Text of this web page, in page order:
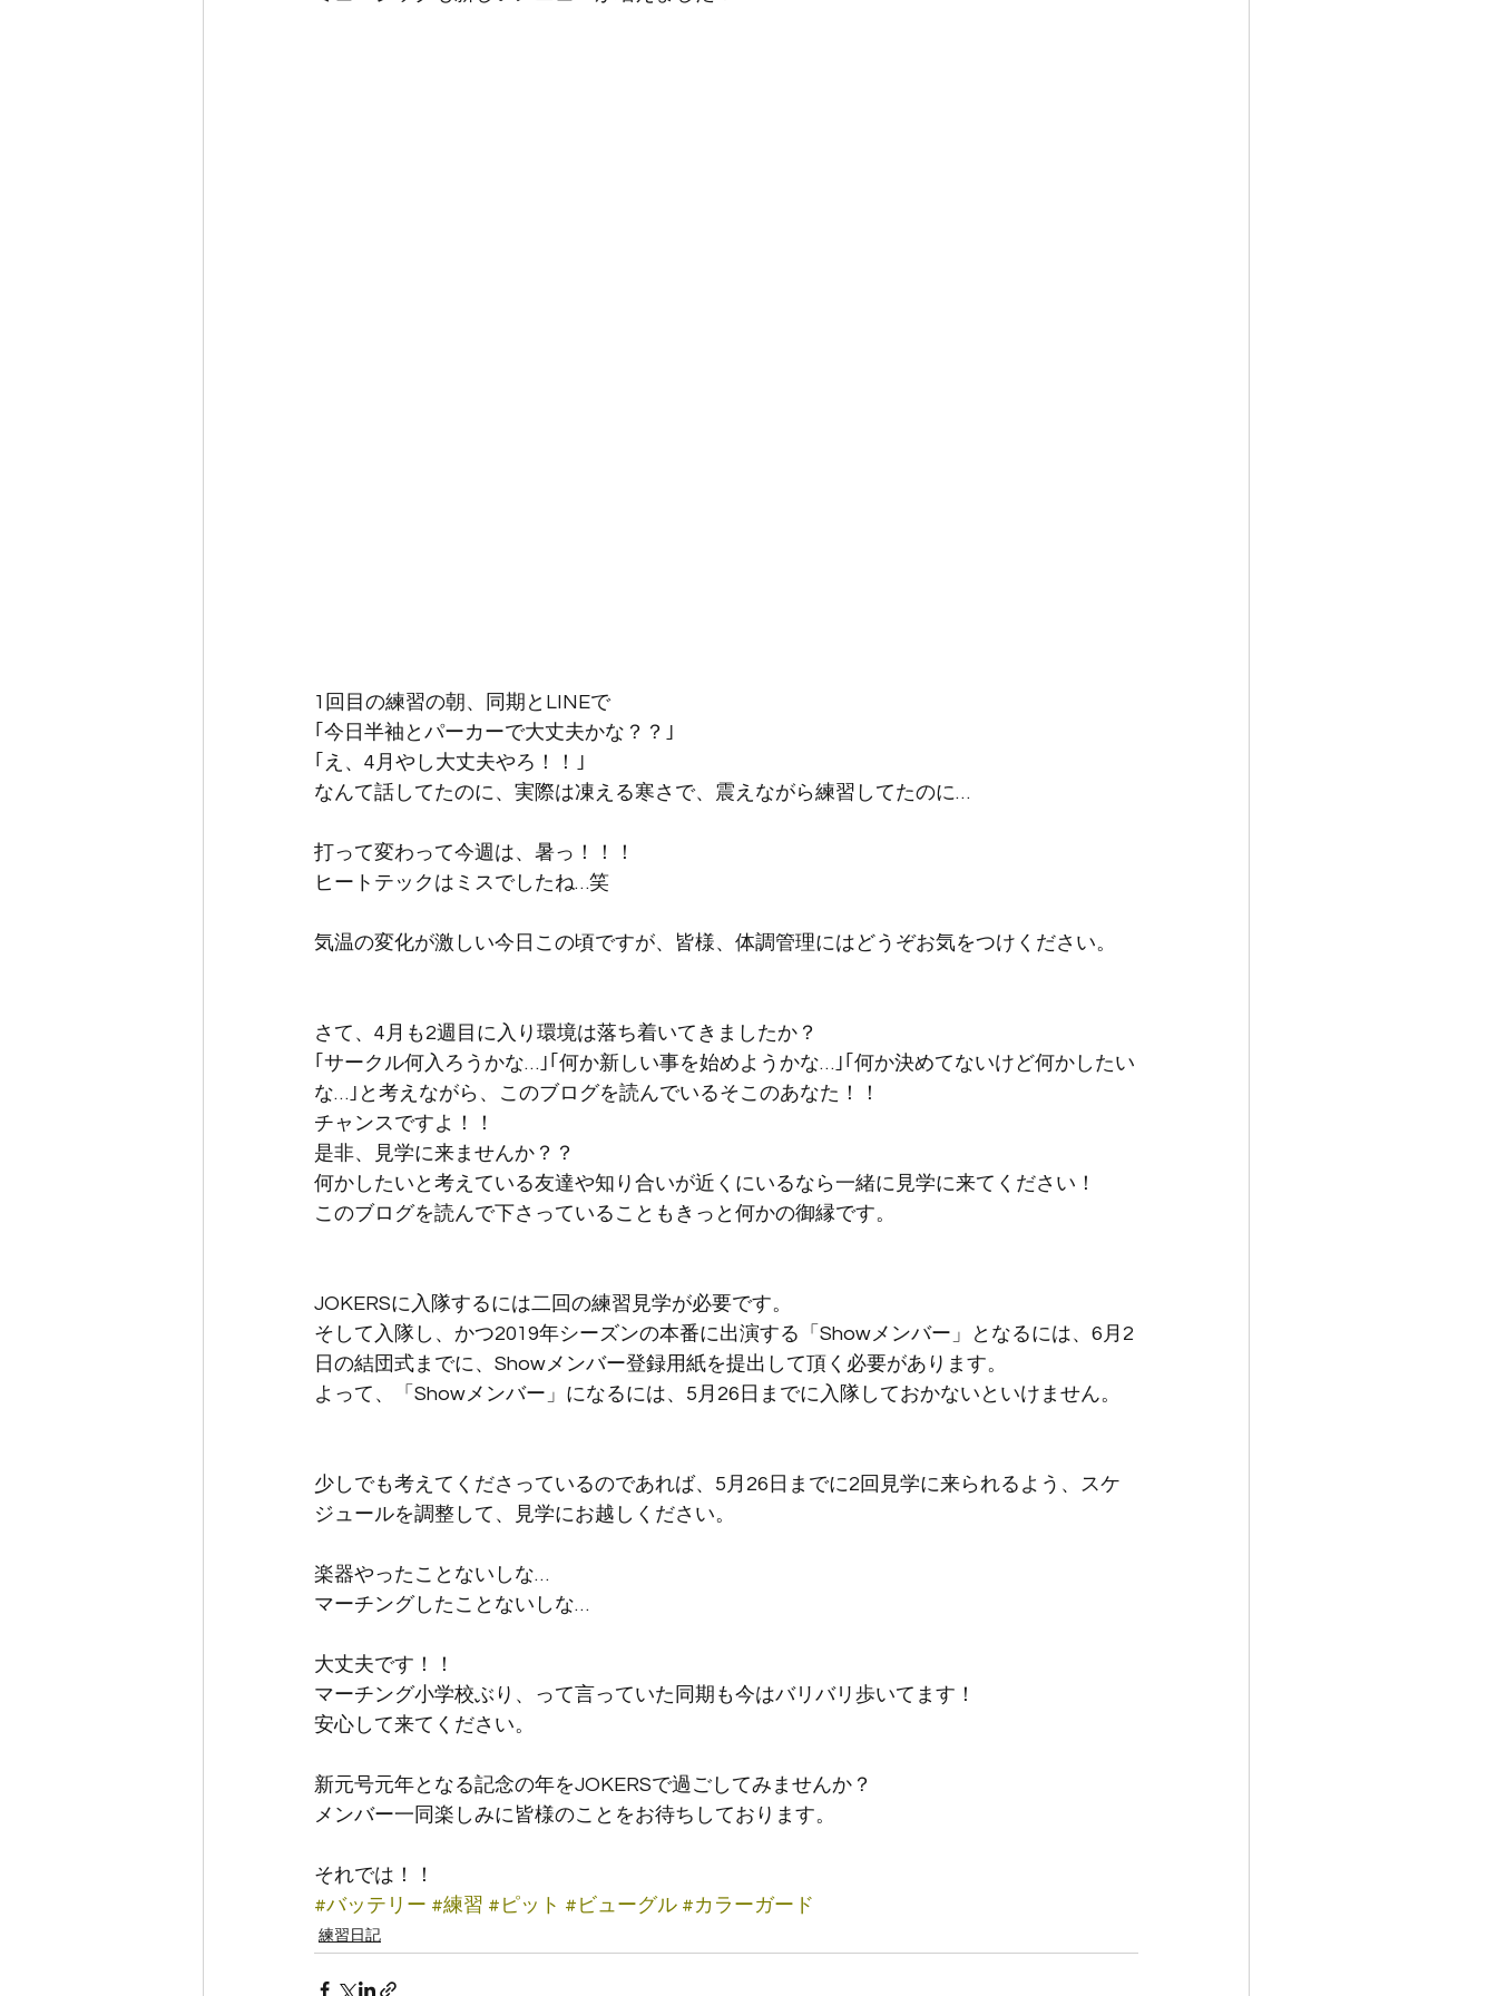
1回目の練習の朝、同期とLINEで
｢今日半袖とパーカーで大丈夫かな？？｣
｢え、4月やし大丈夫やろ！！｣
なんて話してたのに、実際は凍える寒さで、震えながら練習してたのに…
打って変わって今週は、暑っ！！！
ヒートテックはミスでしたね…笑
気温の変化が激しい今日この頃ですが、皆様、体調管理にはどうぞお気をつけください。
さて、4月も2週目に入り環境は落ち着いてきましたか？
｢サークル何入ろうかな…｣｢何か新しい事を始めようかな…｣｢何か決めてないけど何かしたい
な…｣と考えながら、このブログを読んでいるそこのあなた！！
チャンスですよ！！
是非、見学に来ませんか？？
何かしたいと考えている友達や知り合いが近くにいるなら一緒に見学に来てください！
このブログを読んで下さっていることもきっと何かの御縁です。
JOKERSに入隊するには二回の練習見学が必要です。
そして入隊し、かつ2019年シーズンの本番に出演する「Showメンバー」となるには、6月2
日の結団式までに、Showメンバー登録用紙を提出して頂く必要があります。
よって、「Showメンバー」になるには、5月26日までに入隊しておかないといけません。
少しでも考えてくださっているのであれば、5月26日までに2回見学に来られるよう、スケ
ジュールを調整して、見学にお越しください。
楽器やったことないしな…
マーチングしたことないしな…
大丈夫です！！
マーチング小学校ぶり、って言っていた同期も今はバリバリ歩いてます！
安心して来てください。
新元号元年となる記念の年をJOKERSで過ごしてみませんか？
メンバー一同楽しみに皆様のことをお待ちしております。
それでは！！
#バッテリー #練習 #ピット #ビューグル #カラーガード
練習日記